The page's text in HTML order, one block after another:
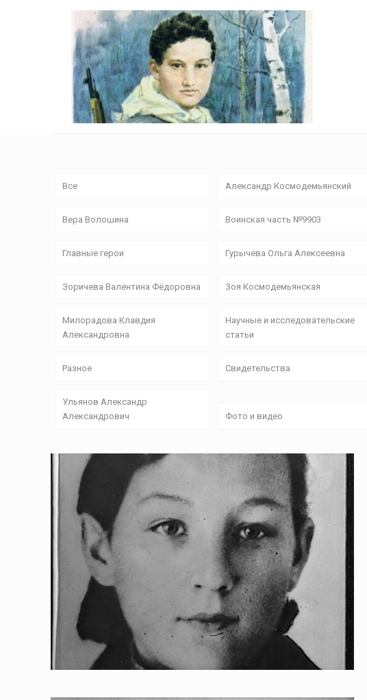
Все Александр Космодемьянский
Вера Волошина Воинская часть №9903
Главные герои Гурычева Ольга Алексеевна
Зоричева Валентина Фёдоровна Зоя Космодемьянская
Милорадова Клавдия
Александровна
Научные и исследовательские
статьи
Разное Свидетельства
Ульянов Александр
Александрович
Фото и видео